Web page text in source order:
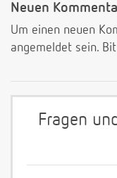
Neuen
Um einen neuen
angemeldet sein.
Fragen